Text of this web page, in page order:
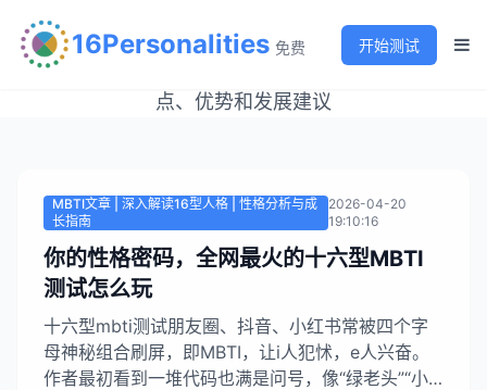
16Personalities 免费 开始测试
MBTI文章列表
探索人格类型的深度内容，了解不同MBTI类型的特
点、优势和发展建议
MBTI文章 | 深入解读16型人格 | 性格分析与成
长指南
2026-04-20
19:10:16
你的性格密码，全网最火的十六型MBTI
测试怎么玩
十六型mbti测试朋友圈、抖音、小红书常被四个字
母神秘组合刷屏，即MBTI，让i人犯怵，e人兴奋。
作者最初看到一堆代码也满是问号，像“绿老头”“小